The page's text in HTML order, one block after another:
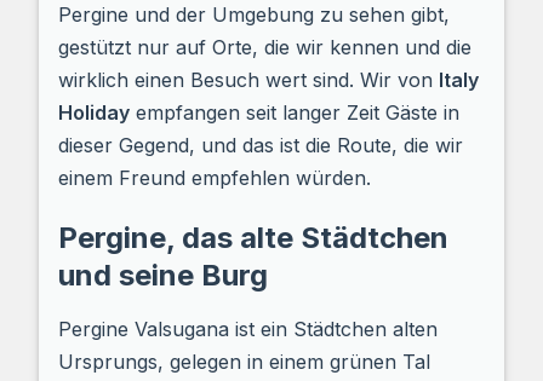
Pergine und der Umgebung zu sehen gibt,
gestützt nur auf Orte, die wir kennen und die
wirklich einen Besuch wert sind. Wir von Italy
Holiday empfangen seit langer Zeit Gäste in
dieser Gegend, und das ist die Route, die wir
einem Freund empfehlen würden.
Pergine, das alte Städtchen
und seine Burg
Pergine Valsugana ist ein Städtchen alten
Ursprungs, gelegen in einem grünen Tal